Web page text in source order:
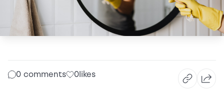
0 comments 0likes